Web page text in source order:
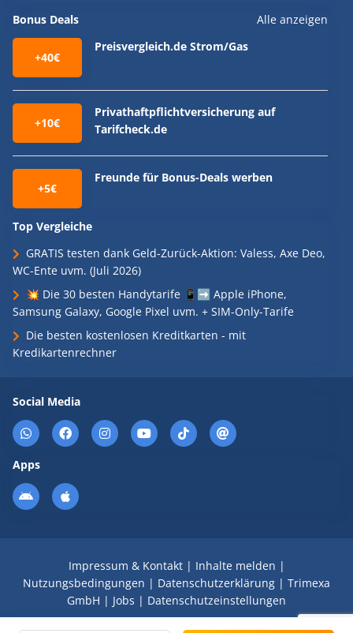
Bonus Deals Alle anzeigen
+40€
Preisvergleich.de Strom/Gas
+10€
Privathaftpflichtversicherung auf
Tarifcheck.de
+5€
Freunde für Bonus-Deals werben
Top Vergleiche
GRATIS testen dank Geld-Zurück-Aktion: Valess, Axe Deo,
WC-Ente uvm. (Juli 2026)
💥 Die 30 besten Handytarife 📱➡️ Apple iPhone,
Samsung Galaxy, Google Pixel uvm. + SIM-Only-Tarife
Die besten kostenlosen Kreditkarten - mit
Kredikartenrechner
Social Media
Apps
Impressum & Kontakt| Inhalte melden |
Nutzungsbedingungen | Datenschutzerklärung | Trimexa
GmbH | Jobs | Datenschutzeinstellungen